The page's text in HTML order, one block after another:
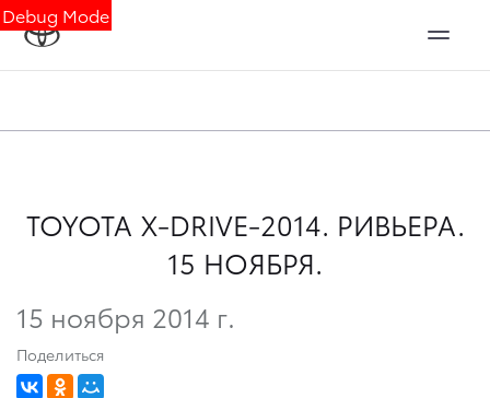
Debug Mode
TOYOTA X-DRIVE-2014. РИВЬЕРА.
15 НОЯБРЯ.
15 ноября 2014 г.
Поделиться